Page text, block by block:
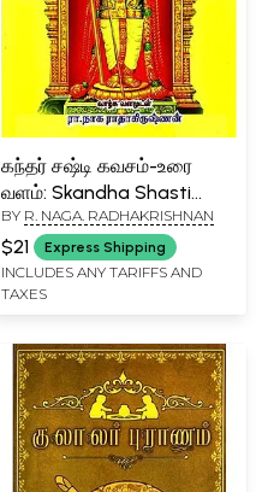
கந்தர் சஷ்டி கவசம்-உரை
வளம்: Skandha Shasti
Kavacham- Urai Valam
(Tamil)
BY R. NAGA. RADHAKRISHNAN
$21 Express Shipping
INCLUDES ANY TARIFFS AND
TAXES